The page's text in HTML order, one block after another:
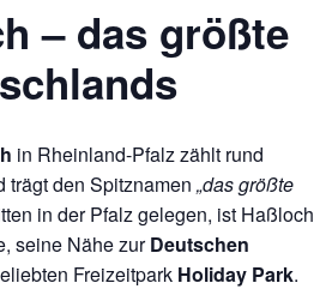
– das größte
in Rheinland-Pfalz zählt rund
trägt den Spitznamen „das größte
in der Pfalz gelegen, ist Haßloch
seine Nähe zurDeutschen
Freizeitpark Holiday Park.